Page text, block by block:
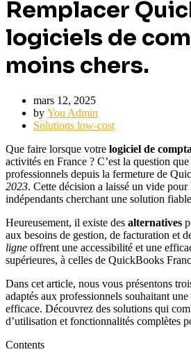
Remplacer
logiciels de
moins chers.
mars 12, 2025
by You Admin
Solutions low-cost
Que faire lorsque votre logiciel de
activités en France ? C’est la question
professionnels depuis la fermeture de
2023. Cette décision a laissé un vide pour
indépendants cherchant une solution
Heureusement, il existe des alternatives
aux besoins de gestion, de facturation et
ligne offrent une accessibilité et une
supérieures, à celles de QuickBooks
Dans cet article, nous vous présentons
adaptés aux professionnels souhaitant
efficace. Découvrez des solutions qui
d’utilisation et fonctionnalités complètes
Contents